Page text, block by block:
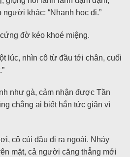
người khác: “Nhanh học đi.”
đờ kéo khoé miệng.
lúc, nhìn cô từ đầu tới chân, cuối
như gà, cảm nhận được Tần
chẳng ai biết hắn tức giận vì
cô cúi đầu đi ra ngoài. Nháy
mặt, cả người căng thẳng mới